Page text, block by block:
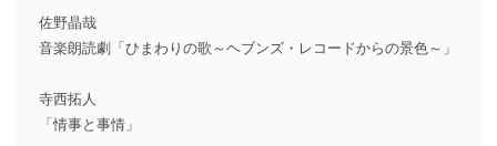
佐野晶哉
音楽朗読劇「ひまわりの歌～ヘブンズ・レコードからの景色～」
寺西拓人
「情事と事情」